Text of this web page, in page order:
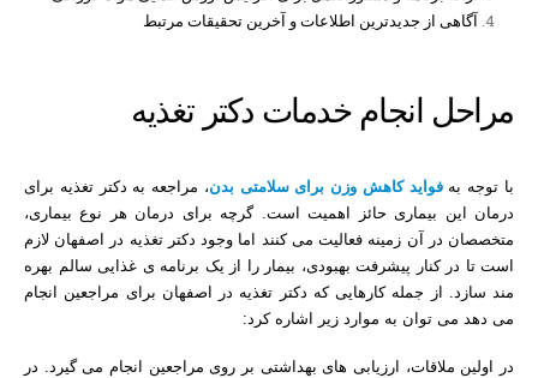
آگاهی از جدیدترین اطلاعات و آخرین تحقیقات مرتبط
مراحل انجام خدمات دکتر تغذیه
با توجه بهفواید کاهش وزن برای سلامتی بدن، مراجعه به دکتر تغذیه برای
درمان این بیماری حائز اهمیت است. گرچه برای درمان هر نوع بیماری،
متخصصان در آن زمینه فعالیت می کنند اما وجود دکتر تغذیه در اصفهان لازم
است تا در کنار پیشرفت بهبودی، بیمار را از یک برنامه ی غذایی سالم بهره
مند سازد. از جمله کارهایی که دکتر تغذیه در اصفهان برای مراجعین انجام
می دهد می توان به موارد زیر اشاره کرد:
در اولین ملاقات، ارزیابی های بهداشتی بر روی مراجعین انجام می گیرد. در